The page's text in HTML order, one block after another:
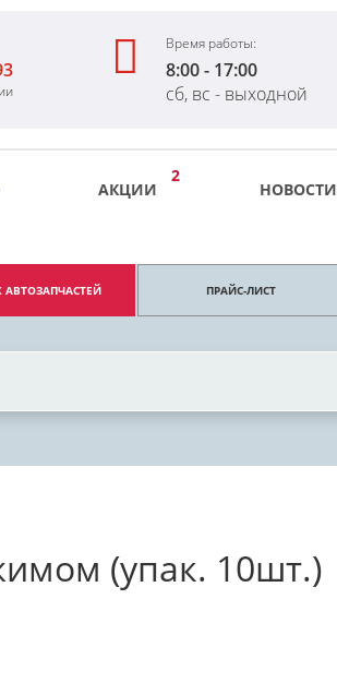
Время работы:
8:00 - 17:00
сб, вс - выходной
АКЦИИ
2
НОВОСТИ
АВТОЗАПЧАСТЕЙ ПРАЙС-ЛИСТ
(упак. 10шт.)